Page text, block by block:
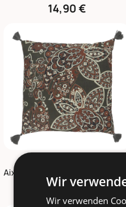
14,90 €
19,90 €
Wir
Wir verwenden